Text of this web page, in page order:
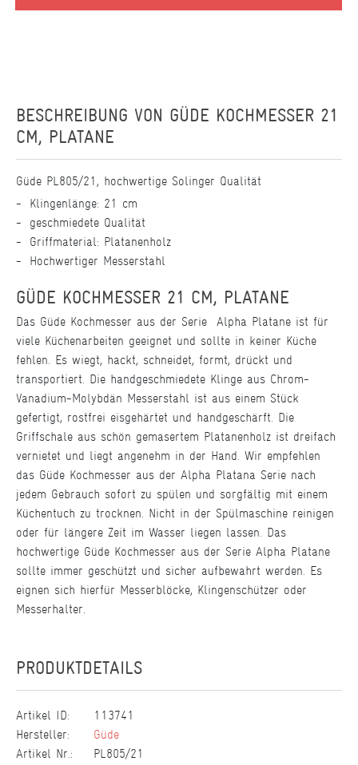
BESCHREIBUNG VON GÜDE KOCHMESSER 21
CM, PLATANE
Güde PL805/21, hochwertige Solinger Qualität
Klingenlänge: 21 cm
geschmiedete Qualität
Griffmaterial: Platanenholz
Hochwertiger Messerstahl
GÜDE KOCHMESSER 21 CM, PLATANE
Das Güde Kochmesser aus der Serie Alpha Platane ist für
viele Küchenarbeiten geeignet und sollte in keiner Küche
fehlen. Es wiegt, hackt, schneidet, formt, drückt und
transportiert. Die handgeschmiedete Klinge aus Chrom-
Vanadium-Molybdän Messerstahl ist aus einem Stück
gefertigt, rostfrei eisgehärtet und handgeschärft. Die
Griffschale aus schön gemasertem Platanenholz ist dreifach
vernietet und liegt angenehm in der Hand. Wir empfehlen
das Güde Kochmesser aus der Alpha Platana Serie nach
jedem Gebrauch sofort zu spülen und sorgfältig mit einem
Küchentuch zu trocknen. Nicht in der Spülmaschine reinigen
oder für längere Zeit im Wasser liegen lassen. Das
hochwertige Güde Kochmesser aus der Serie Alpha Platane
sollte immer geschützt und sicher aufbewahrt werden. Es
eignen sich hierfür Messerblöcke, Klingenschützer oder
Messerhalter.
PRODUKTDETAILS
Artikel ID:
113741
Hersteller:
Güde
Artikel Nr.:
PL805/21